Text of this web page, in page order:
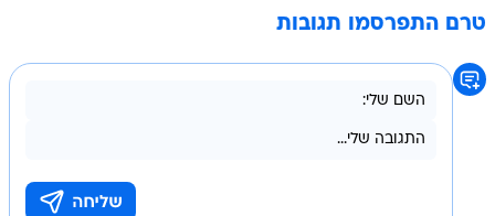
טרם התפרסמו תגובות